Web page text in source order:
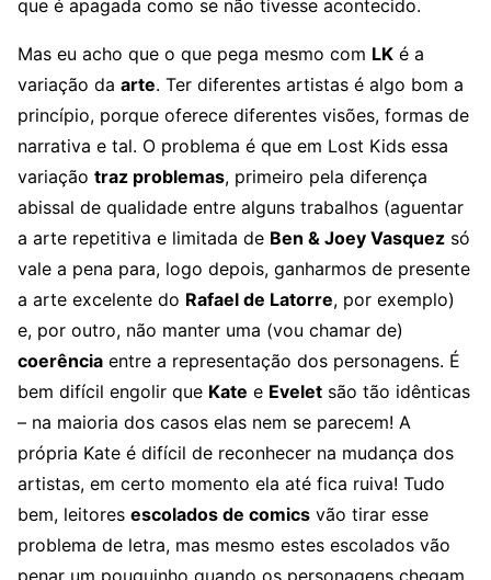
que é apagada como se não tivesse acontecido.
Mas eu acho que o que pega mesmo com LK é a
variação da arte. Ter diferentes artistas é algo bom a
princípio, porque oferece diferentes visões, formas de
narrativa e tal. O problema é que em Lost Kids essa
variação traz problemas, primeiro pela diferença
abissal de qualidade entre alguns trabalhos (aguentar
a arte repetitiva e limitada de Ben & Joey Vasquez só
vale a pena para, logo depois, ganharmos de presente
a arte excelente do Rafael de Latorre, por exemplo)
e, por outro, não manter uma (vou chamar de)
coerência entre a representação dos personagens. É
bem difícil engolir que Kate e Evelet são tão idênticas
– na maioria dos casos elas nem se parecem! A
própria Kate é difícil de reconhecer na mudança dos
artistas, em certo momento ela até fica ruiva! Tudo
bem, leitores escolados de comics vão tirar esse
problema de letra, mas mesmo estes escolados vão